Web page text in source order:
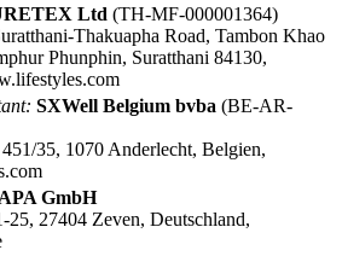
Ltd (TH-MF-000001364)
Thakuapha Road, Tambon Khao
Phunphin, Suratthani 84130,
SXWell Belgium bvba (BE-AR-
35, 1070 Anderlecht, Belgien,
GmbH
25, 27404 Zeven, Deutschland,